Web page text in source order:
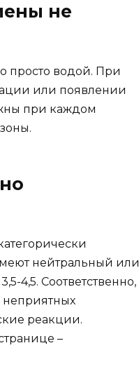
не
просто водой. При
или появлении
при каждом
нейтральный или
4,5. Соответственно,
неприятных
реакции.
–